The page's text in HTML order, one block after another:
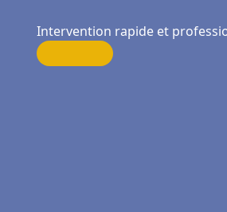
Intervention rapide et